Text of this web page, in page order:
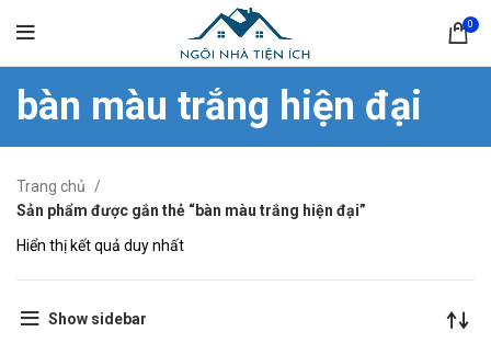
0
bàn màu trắng hiện đại
Trang chủ
Sản phẩm được gắn thẻ “bàn màu trắng hiện đại”
Hiển thị kết quả duy nhất
Show sidebar